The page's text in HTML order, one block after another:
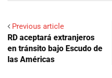
Previous article
RD aceptará extranjeros
en tránsito bajo Escudo de
las Américas